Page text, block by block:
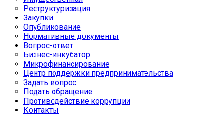
Реструктуризация
Закупки
Опубликование
Нормативные документы
Вопрос-ответ
Бизнес-инкубатор
Микрофинансирование
Центр поддержки предпринимательства
Задать вопрос
Подать обращение
Противодействие коррупции
Контакты